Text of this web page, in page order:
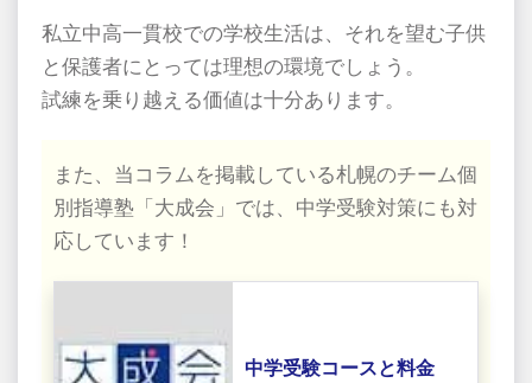
私立中高一貫校での学校生活は、それを望む子供
と保護者にとっては理想の環境でしょう。
試練を乗り越える価値は十分あります。
また、当コラムを掲載している札幌のチーム個
別指導塾「大成会」では、中学受験対策にも対
応しています！
中学受験コースと料金